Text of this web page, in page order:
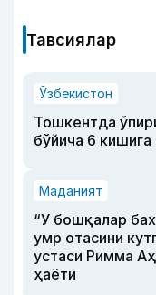
Тавсиялар
Ўзбекистон
Тошкентда
бўйича 6
Маданият
“У бошқалар
умр отасини
устаси Римма
ҳаёти